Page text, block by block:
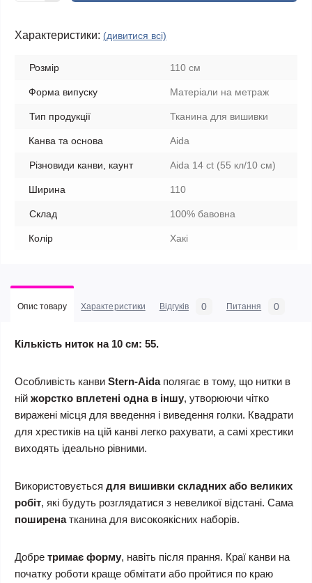
Характеристики: (дивитися всі)
Розмір 110 см
Форма випуску Матеріали на метраж
Тип продукції Тканина для вишивки
Канва та основа Aida
Різновиди канви, каунт Aida 14 ct (55 кл/10 см)
Ширина 110
Склад 100% бавовна
Колір Хакі
Опис товару Характеристики Відгуків 0 Питання 0
Кількість ниток на 10 см: 55.
Особливість канви Stern-Aida полягає в тому, що нитки в
ній жорстко вплетені одна в іншу, утворюючи чітко
виражені місця для введення і виведення голки. Квадрати
для хрестиків на цій канві легко рахувати, а самі хрестики
виходять ідеально рівними.
Використовується для вишивки складних або великих
робіт, які будуть розглядатися з невеликої відстані. Сама
поширенатканина для високоякісних наборів.
Добре тримає форму, навіть після прання. Краї канви на
початку роботи краще обмітати або пройтися по краю